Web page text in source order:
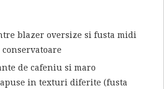
blazer oversize si fusta midi
de cafeniu si maro
in texturi diferite (fusta